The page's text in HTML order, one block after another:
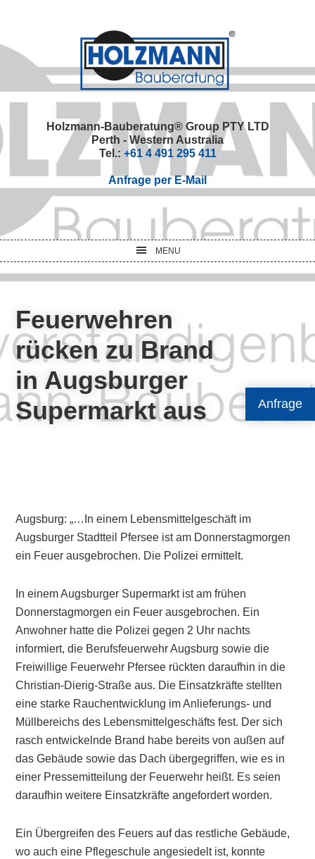
Anfrage
primary
navigation
main
content
primary
sidebar
footer
Holzmann-Bauberatung® Group PTY LTD
Perth - Western Australia
Tel.: +61 4 491 295 411
Anfrage per E-Mail
MENU
Feuerwehren
rücken zu Brand
in Augsburger
Supermarkt aus
Augsburg: „…In einem Lebensmittelgeschäft im
Augsburger Stadtteil Pfersee ist am Donnerstagmorgen
ein Feuer ausgebrochen. Die Polizei ermittelt.
In einem Augsburger Supermarkt ist am frühen
Donnerstagmorgen ein Feuer ausgebrochen. Ein
Anwohner hatte die Polizei gegen 2 Uhr nachts
informiert, die Berufsfeuerwehr Augsburg sowie die
Freiwillige Feuerwehr Pfersee rückten daraufhin in die
Christian-Dierig-Straße aus. Die Einsatzkräfte stellten
eine starke Rauchentwicklung im Anlieferungs- und
Müllbereichs des Lebensmittelgeschäfts fest. Der sich
rasch entwickelnde Brand habe bereits von außen auf
das Gebäude sowie das Dach übergegriffen, wie es in
einer Pressemitteilung der Feuerwehr heißt. Es seien
daraufhin weitere Einsatzkräfte angefordert worden.
Ein Übergreifen des Feuers auf das restliche Gebäude,
wo auch eine Pflegeschule angesiedelt ist, konnte